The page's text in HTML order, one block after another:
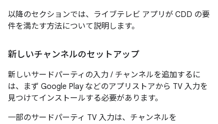
以降のセクションでは、ライブテレビ アプリが CDD の要
件を満たす方法について説明します。
新しいチャンネルのセットアップ
新しいサードパーティの入力 / チャンネルを追加するに
は、まず Google Play などのアプリストアから TV 入力を
見つけてインストールする必要があります。
一部のサードパーティ TV 入力は、チャンネルを